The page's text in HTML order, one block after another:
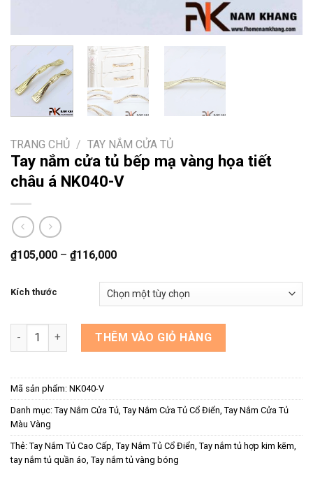
TRANG CHỦ / TAY NẮM CỬA TỦ
Tay nắm cửa tủ bếp mạ vàng họa tiết
châu á NK040-V
₫105,000 – ₫116,000
Kích thước
Tay nắm cửa tủ bếp mạ vàng họa tiết châu á NK040-V số lượng
THÊM VÀO GIỎ HÀNG
Mã sản phẩm: NK040-V
Danh mục: Tay Nắm Cửa Tủ Tay Nắm Cửa Tủ Cổ Điển Tay Nắm Cửa Tủ
Màu Vàng
Thẻ: Tay Nắm Tủ Cao Cấp Tay Nắm Tủ Cổ Điển Tay nắm tủ hợp kim kẽm
tay nắm tủ quần áo Tay nắm tủ vàng bóng